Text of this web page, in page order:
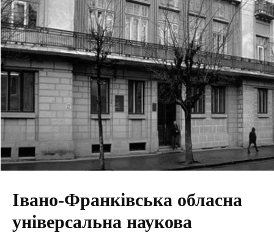
Івано-Франківська обласна
універсальна наукова